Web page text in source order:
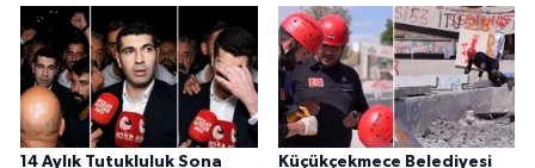
14 Aylık Tutukluluk Sona Küçükçekmece Belediyesi